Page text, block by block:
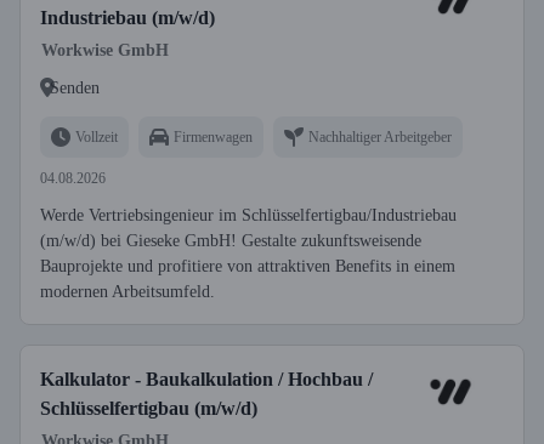
Industriebau (m/w/d)
Workwise GmbH
Senden
Vollzeit Firmenwagen Nachhaltiger Arbeitgeber
04.08.2026
Werde Vertriebsingenieur im Schlüsselfertigbau/Industriebau
(m/w/d) bei Gieseke GmbH! Gestalte zukunftsweisende
Bauprojekte und profitiere von attraktiven Benefits in einem
modernen Arbeitsumfeld.
Kalkulator - Baukalkulation / Hochbau /
Schlüsselfertigbau (m/w/d)